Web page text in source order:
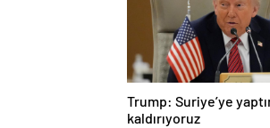
Trump: Suriye’ye
kaldırıyoruz